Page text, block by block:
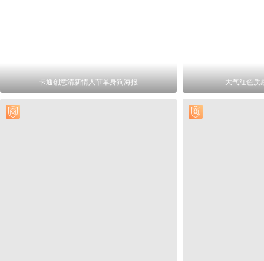
卡通创意清新情人节单身狗海报 大气红色质